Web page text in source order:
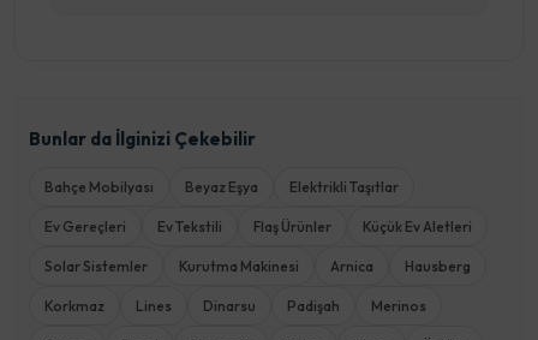
Bunlar da İlginizi Çekebilir
Bahçe Mobilyası Beyaz Eşya Elektrikli Taşıtlar
Ev Gereçleri Ev Tekstili Flaş Ürünler Küçük Ev Aletleri
Solar Sistemler Kurutma Makinesi Arnica Hausberg
Korkmaz Lines Dinarsu Padişah Merinos